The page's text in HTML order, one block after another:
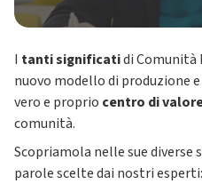
I tanti significatidi Comunità
nuovo modello di produzione
vero e proprio centro di
comunità.
Scopriamola nelle sue
parole scelte dai nostri